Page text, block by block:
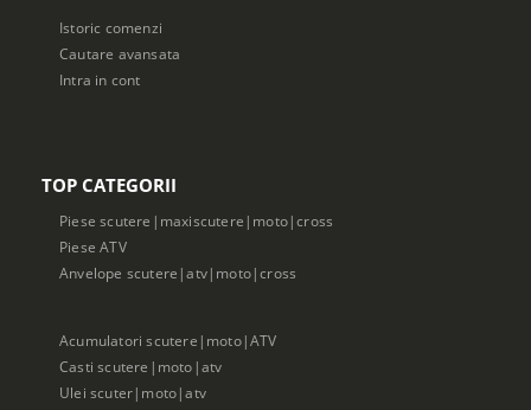
Istoric comenzi
Cautare avansata
Intra in cont
TOP CATEGORII
Piese scutere|maxiscutere|moto|cross
Piese ATV
Anvelope scutere|atv|moto|cross
Acumulatori scutere|moto|ATV
Casti scutere|moto|atv
Ulei scuter|moto|atv